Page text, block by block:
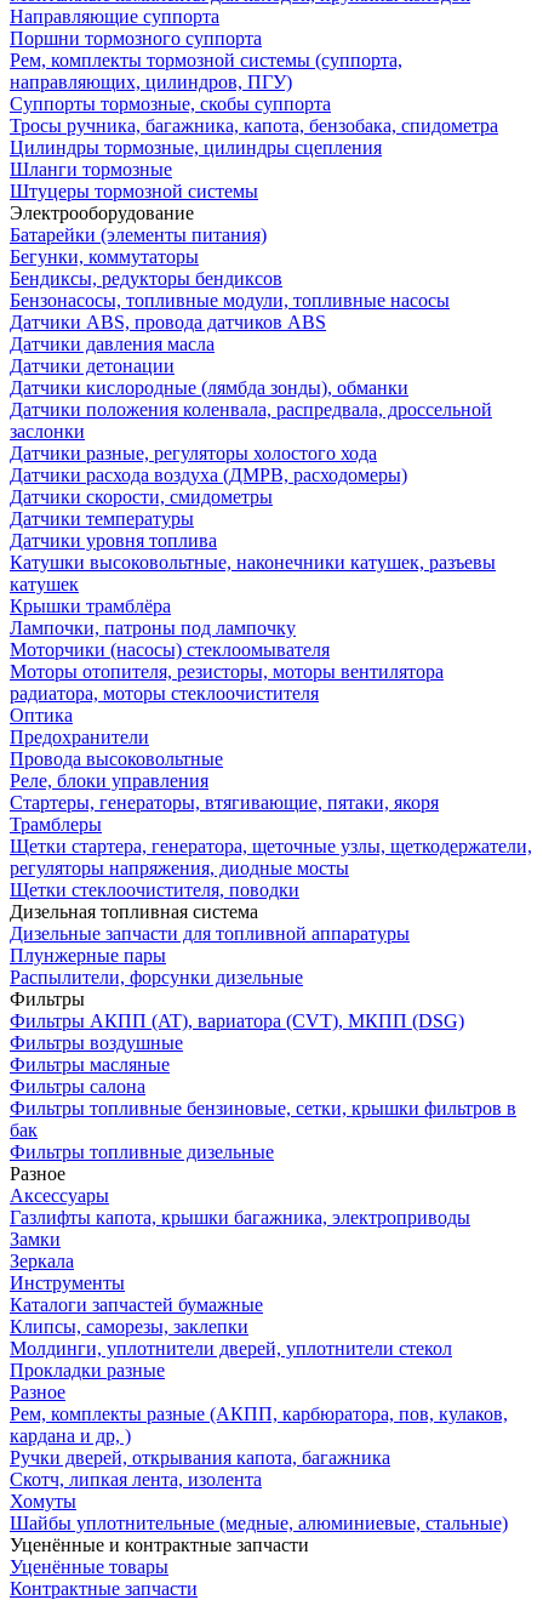
Направляющие суппорта
Поршни тормозного суппорта
Рем, комплекты тормозной системы (суппорта,
направляющих, цилиндров, ПГУ)
Суппорты тормозные, скобы суппорта
Тросы ручника, багажника, капота, бензобака, спидометра
Цилиндры тормозные, цилиндры сцепления
Шланги тормозные
Штуцеры тормозной системы
Электрооборудование
Батарейки (элементы питания)
Бегунки, коммутаторы
Бендиксы, редукторы бендиксов
Бензонасосы, топливные модули, топливные насосы
Датчики ABS, провода датчиков ABS
Датчики давления масла
Датчики детонации
Датчики кислородные (лямбда зонды), обманки
Датчики положения коленвала, распредвала, дроссельной
заслонки
Датчики разные, регуляторы холостого хода
Датчики расхода воздуха (ДМРВ, расходомеры)
Датчики скорости, смидометры
Датчики температуры
Датчики уровня топлива
Катушки высоковольтные, наконечники катушек, разъевы
катушек
Крышки трамблёра
Лампочки, патроны под лампочку
Моторчики (насосы) стеклоомывателя
Моторы отопителя, резисторы, моторы вентилятора
радиатора, моторы стеклоочистителя
Оптика
Предохранители
Провода высоковольтные
Реле, блоки управления
Стартеры, генераторы, втягивающие, пятаки, якоря
Трамблеры
Щетки стартера, генератора, щеточные узлы, щеткодержатели,
регуляторы напряжения, диодные мосты
Щетки стеклоочистителя, поводки
Дизельная топливная система
Дизельные запчасти для топливной аппаратуры
Плунжерные пары
Распылители, форсунки дизельные
Фильтры
Фильтры АКПП (AT), вариатора (CVT), МКПП (DSG)
Фильтры воздушные
Фильтры масляные
Фильтры салона
Фильтры топливные бензиновые, сетки, крышки фильтров в
бак
Фильтры топливные дизельные
Разное
Аксесcуары
Газлифты капота, крышки багажника, электроприводы
Замки
Зеркала
Инструменты
Каталоги запчастей бумажные
Клипсы, саморезы, заклепки
Молдинги, уплотнители дверей, уплотнители стекол
Прокладки разные
Разное
Рем, комплекты разные (АКПП, карбюратора, пов, кулаков,
кардана и др, )
Ручки дверей, открывания капота, багажника
Скотч, липкая лента, изолента
Хомуты
Шайбы уплотнительные (медные, алюминиевые, стальные)
Уценённые и контрактные запчасти
Уценённые товары
Контрактные запчасти